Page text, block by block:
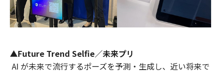
▲Future Trend Selfie／未来プリ
AI が未来で流行するポーズを予測・生成し、近い将来で